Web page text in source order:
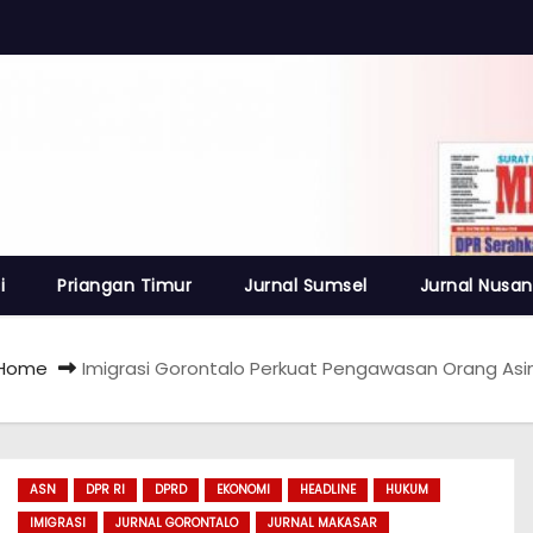
Priangan Timur Jurnal Sumsel Jurnal
Imigrasi Gorontalo Perkuat Pengawasan Orang
ASN DPR RI DPRD EKONOMI HEADLINE
HUKUM
IMIGRASI
JURNAL GORONTALO
JURNAL MAKASAR